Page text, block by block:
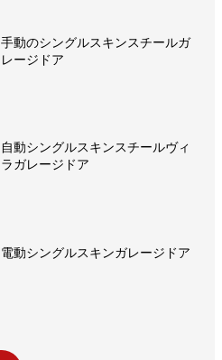
手動のシングルスキンスチールガ
レージドア
自動シングルスキンスチールヴィ
ラガレージドア
電動シングルスキンガレージドア